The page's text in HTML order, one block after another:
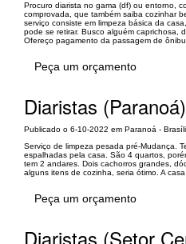
Procuro diarista no gama (df) ou entorno,
comprovada, que também saiba cozinhar
serviço consiste em limpeza básica da
pode se retirar. Busco alguém caprichosa,
Ofereço pagamento da passagem de
Peça um orçamento
Diaristas (Paranoá)
Publicado o 6-10-2022 em Paranoá -
Serviço de limpeza pesada pré-Mudança.
espalhadas pela casa. São 4 quartos,
tem 2 andares. Dois cachorros grandes,
alguns itens de cozinha, seria ótimo. A
Peça um orçamento
Diaristas (Setor